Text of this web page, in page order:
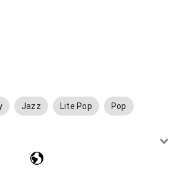
Jazz Lite Pop Pop